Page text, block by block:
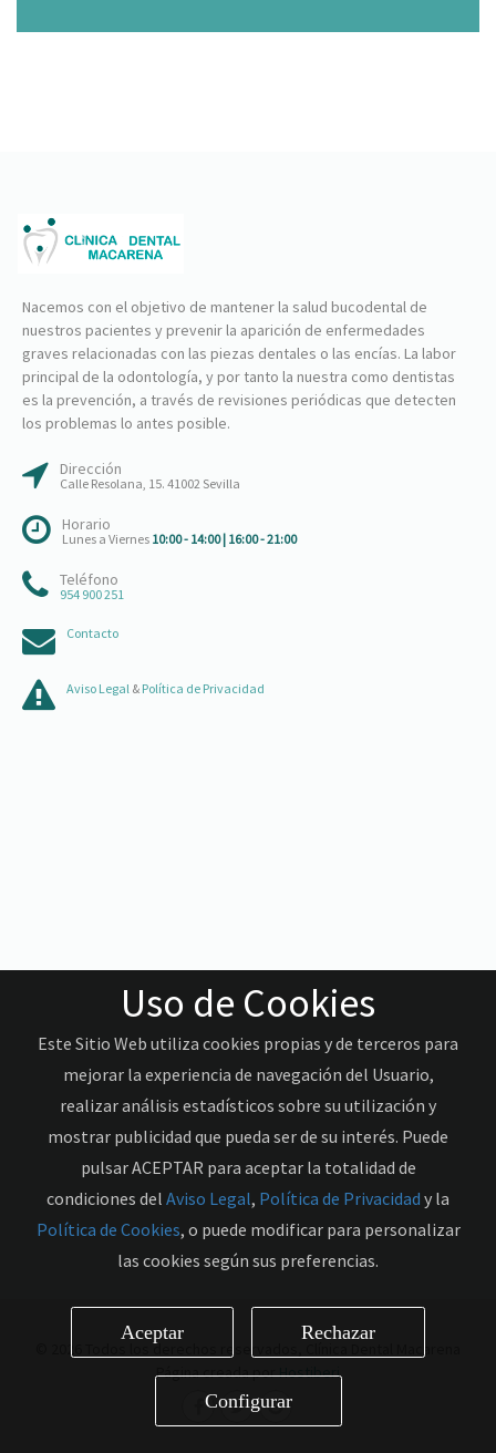
Nacemos con el objetivo de mantener la salud bucodental de
nuestros pacientes y prevenir la aparición de enfermedades
graves relacionadas con las piezas dentales o las encías. La labor
principal de la odontología, y por tanto la nuestra como dentistas
es la prevención, a través de revisiones periódicas que detecten
los problemas lo antes posible.
Dirección
Calle Resolana, 15. 41002 Sevilla
Horario
Lunes a Viernes 10:00 - 14:00 | 16:00 - 21:00
Teléfono
954 900 251
Contacto
Aviso Legal & Política de Privacidad
© 2026 Todos los derechos reservados, Clínica Dental Macarena
Página creada porHostiberi
Uso de Cookies
Este Sitio Web utiliza cookies propias y de terceros para
mejorar la experiencia de navegación del Usuario,
realizar análisis estadísticos sobre su utilización y
mostrar publicidad que pueda ser de su interés. Puede
pulsar ACEPTAR para aceptar la totalidad de
condiciones del Aviso Legal, Política de Privacidad y la
Política de Cookies, o puede modificar para personalizar
las cookies según sus preferencias.
Aceptar Rechazar
Configurar